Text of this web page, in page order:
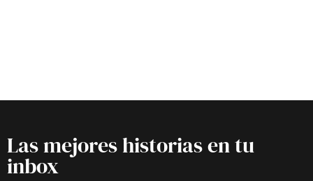
Las mejores historias en tu
inbox